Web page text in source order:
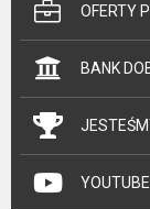
OFERTY
BANK